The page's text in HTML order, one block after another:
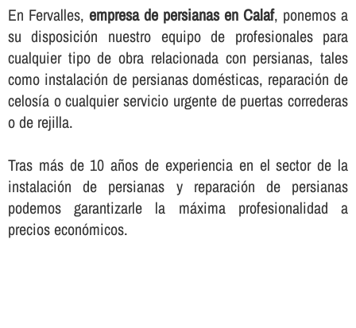
En Fervalles, empresa de persianas en Calaf, ponemos a
su disposición nuestro equipo de profesionales para
cualquier tipo de obra relacionada con persianas, tales
como instalación de persianas domésticas, reparación de
celosí­a o cualquier servicio urgente de puertas correderas
o de rejilla.
Tras más de 10 años de experiencia en el sector de la
instalación de persianas y reparación de persianas
podemos garantizarle la máxima profesionalidad a
precios económicos.